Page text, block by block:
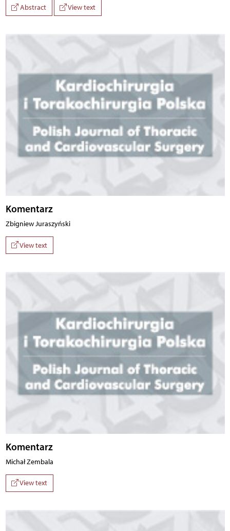
Abstract View text
Komentarz
Zbigniew Juraszyński
View text
Komentarz
Michał Zembala
View text